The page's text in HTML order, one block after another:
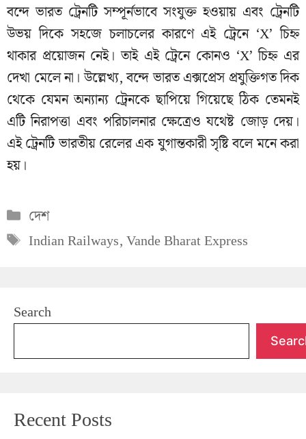
বন্দে ভারত ট্রেনটি সম্পূর্নভাবে সংযুক্ত হওয়ায় এবং ট্রেনটি
উভয় দিকে সহজে চলাচলের কারণে এই ট্রেনে ‘X’ চিহ্ন
থাকার প্রয়োজন নেই। তাই এই ট্রেনে কোনও ‘X’ চিহ্ন এর
দেখা মেলে না। উল্লেখ্য, বন্দে ভারত এক্সপ্রেস প্রযুক্তিগত দিক
থেকে যেমন অন্যান্য ট্রেনকে ছাপিয়ে গিয়েছে ঠিক তেমনই
এটি নিরাপত্তা এবং পরিচালনার ক্ষেত্রেও যথেষ্ট জোড় দেয়।
এই ট্রেনটি ভারতীয় রেলের এক যুগান্তকারী সৃষ্টি বলে মনে করা
হয়।
Categories
দেশ
Tags
Indian Railways,Vande Bharat Express
Search
Recent Posts